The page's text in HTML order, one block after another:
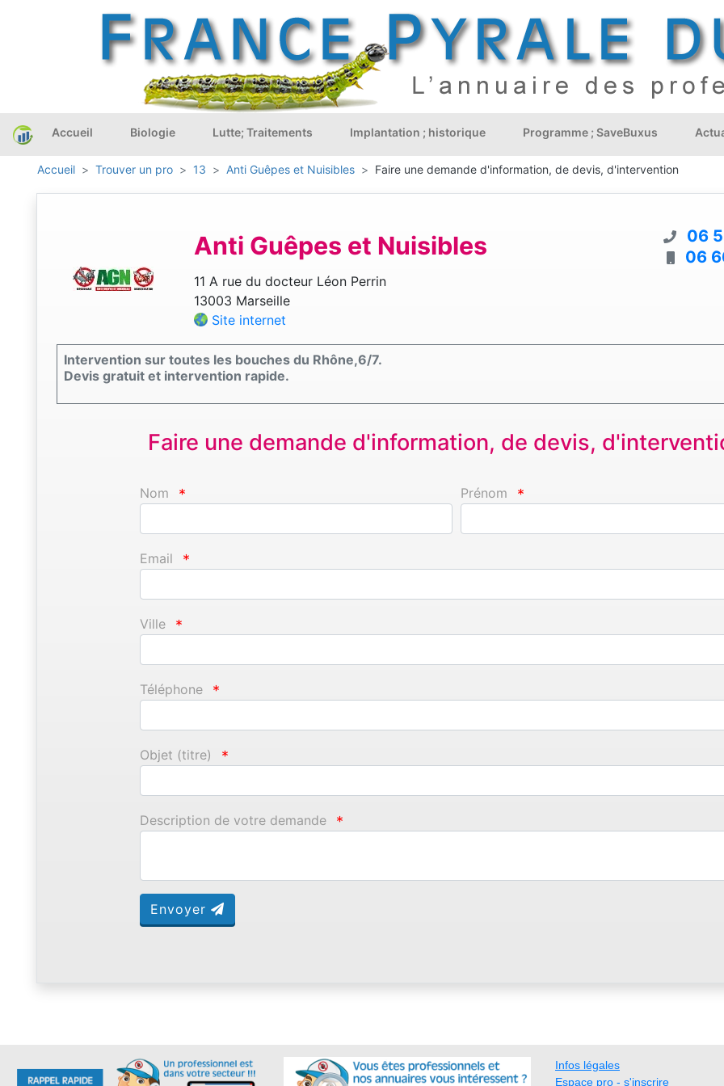
Accueil Biologie Lutte; Traitements Implantation ; historique Programme ; SaveBuxus
Accueil Trouver un pro 13 Anti Guêpes et Nuisibles Faire une demande d'information, de devis, d'intervention
Anti Guêpes et Nuisibles
11 A rue du docteur Léon Perrin
13003 Marseille
Site internet
06
06
Intervention sur toutes les bouches du Rhône,6/7.
Devis gratuit et intervention rapide.
Faire une demande d'information, de devis,
Nom * Prénom *
Email *
Ville *
Téléphone *
Objet (titre) *
Description de votre demande *
Envoyer
Infos légales
Espace pro - s'inscrire